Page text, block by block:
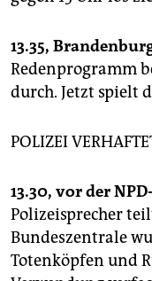
13.35,
Redenprogramm
durch. Jetzt spielt
POLIZEI
13.30, vor der
Polizeisprecher
Bundeszentrale
Totenköpfen und